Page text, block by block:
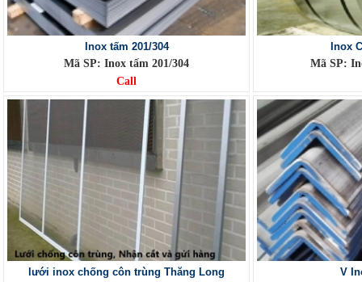
Inox tấm 201/304
Mã SP: Inox tấm 201/304
Call
Inox
Mã SP:
lưới inox chống côn trùng Thăng Long
V